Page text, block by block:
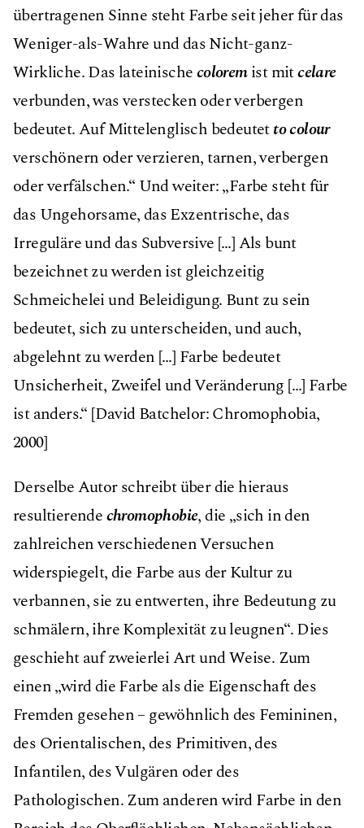
übertragenen Sinne steht Farbe seit jeher für das
Weniger-als-Wahre und das Nicht-ganz-
Wirkliche. Das lateinischecoloremist mitcelare
verbunden, was verstecken oder verbergen
bedeutet. Auf Mittelenglisch bedeutetto colour
verschönern oder verzieren, tarnen, verbergen
oder verfälschen.“ Und weiter: „Farbe steht für
das Ungehorsame, das Exzentrische, das
Irreguläre und das Subversive […] Als bunt
bezeichnet zu werden ist gleichzeitig
Schmeichelei und Beleidigung. Bunt zu sein
bedeutet, sich zu unterscheiden, und auch,
abgelehnt zu werden […] Farbe bedeutet
Unsicherheit, Zweifel und Veränderung […] Farbe
ist anders.“ [David Batchelor: Chromophobia,
2000]
Derselbe Autor schreibt über die hieraus
resultierendechromophobie, die „sich in den
zahlreichen verschiedenen Versuchen
widerspiegelt, die Farbe aus der Kultur zu
verbannen, sie zu entwerten, ihre Bedeutung zu
schmälern, ihre Komplexität zu leugnen“. Dies
geschieht auf zweierlei Art und Weise. Zum
einen „wird die Farbe als die Eigenschaft des
Fremden gesehen – gewöhnlich des Femininen,
des Orientalischen, des Primitiven, des
Infantilen, des Vulgären oder des
Pathologischen. Zum anderen wird Farbe in den